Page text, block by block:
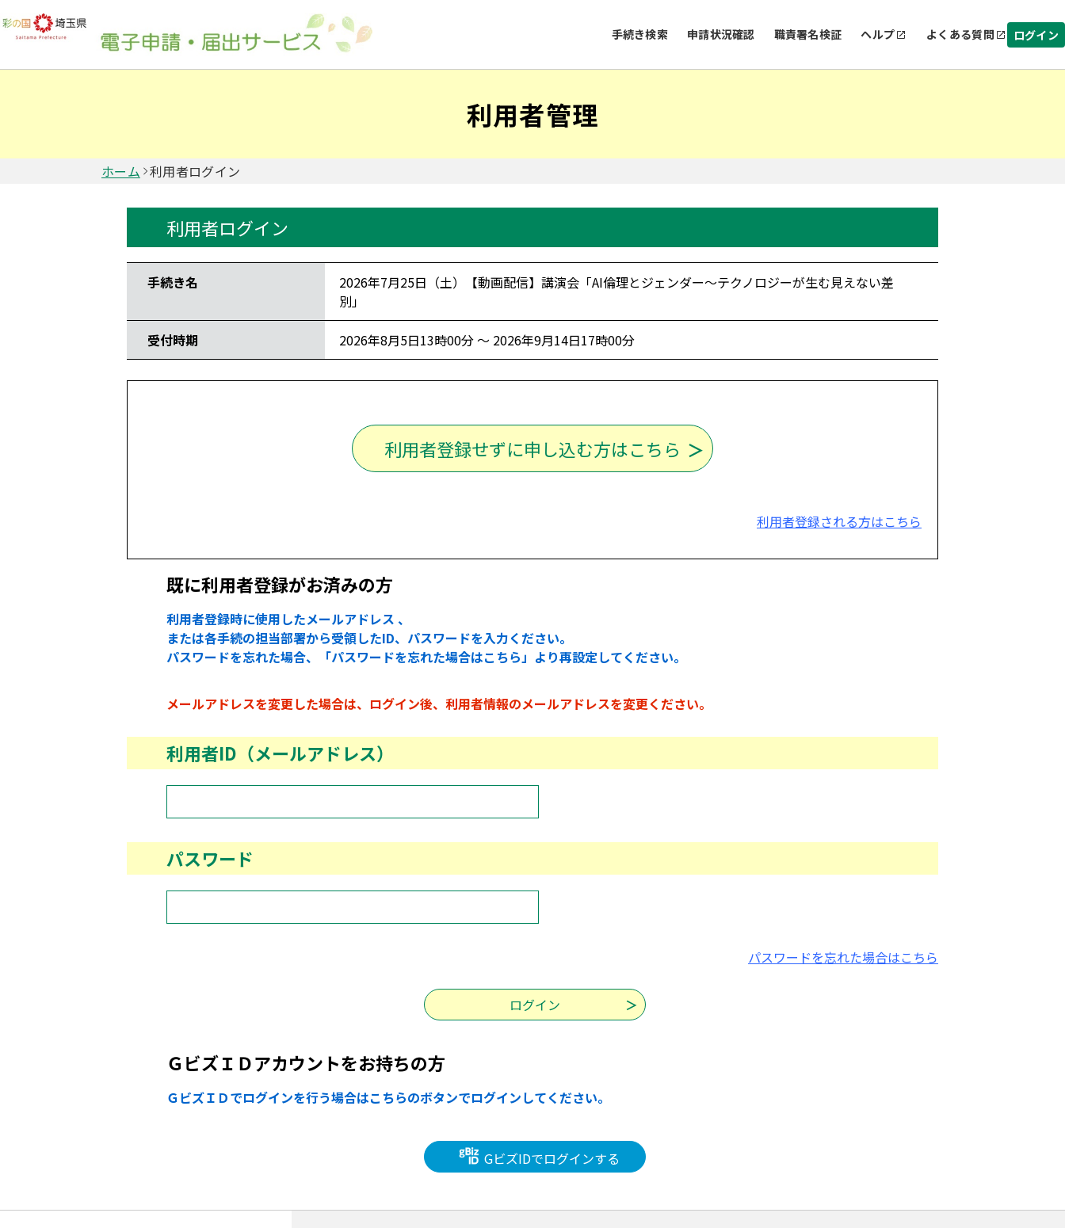
手続き検索 申請状況確認 職責署名検証 ヘルプ よくある質問 ログイン
利用者管理
ホーム 利用者ログイン
利用者ログイン
手続き名
2026年7月25日（土）【動画配信】講演会「AI倫理とジェンダー～テクノロジーが生む見えない差
別」
受付時期 2026年8月5日13時00分 ～ 2026年9月14日17時00分
利用者登録せずに申し込む方はこちら
利用者登録される方はこちら
既に利用者登録がお済みの方
利用者登録時に使用したメールアドレス 、
または各手続の担当部署から受領したID、パスワードを入力ください。
パスワードを忘れた場合、「パスワードを忘れた場合はこちら」より再設定してください。
メールアドレスを変更した場合は、ログイン後、利用者情報のメールアドレスを変更ください。
利用者ID（メールアドレス）
パスワード
パスワードを忘れた場合はこちら
ＧビズＩＤアカウントをお持ちの方
ＧビズＩＤでログインを行う場合はこちらのボタンでログインしてください。
GビズIDでログインする